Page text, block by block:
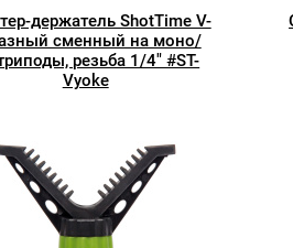
держатель ShotTime V-
сменный на моно/
резьба 1/4" #ST-
Vyoke